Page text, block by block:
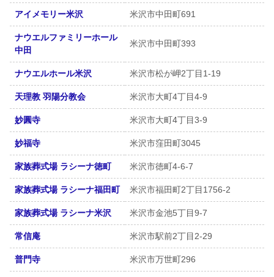
アイメモリー米沢 米沢市中田町691
ナウエルファミリーホール
中田
米沢市中田町393
ナウエルホール米沢 米沢市松が岬2丁目1-19
天理教 羽陽分教会 米沢市大町4丁目4-9
妙圓寺 米沢市大町4丁目3-9
妙福寺 米沢市窪田町3045
家族葬式場 ラシーナ徳町 米沢市徳町4-6-7
家族葬式場 ラシーナ福田町 米沢市福田町2丁目1756-2
家族葬式場 ラシーナ米沢 米沢市金池5丁目9-7
常信庵 米沢市駅前2丁目2-29
普門寺 米沢市万世町296